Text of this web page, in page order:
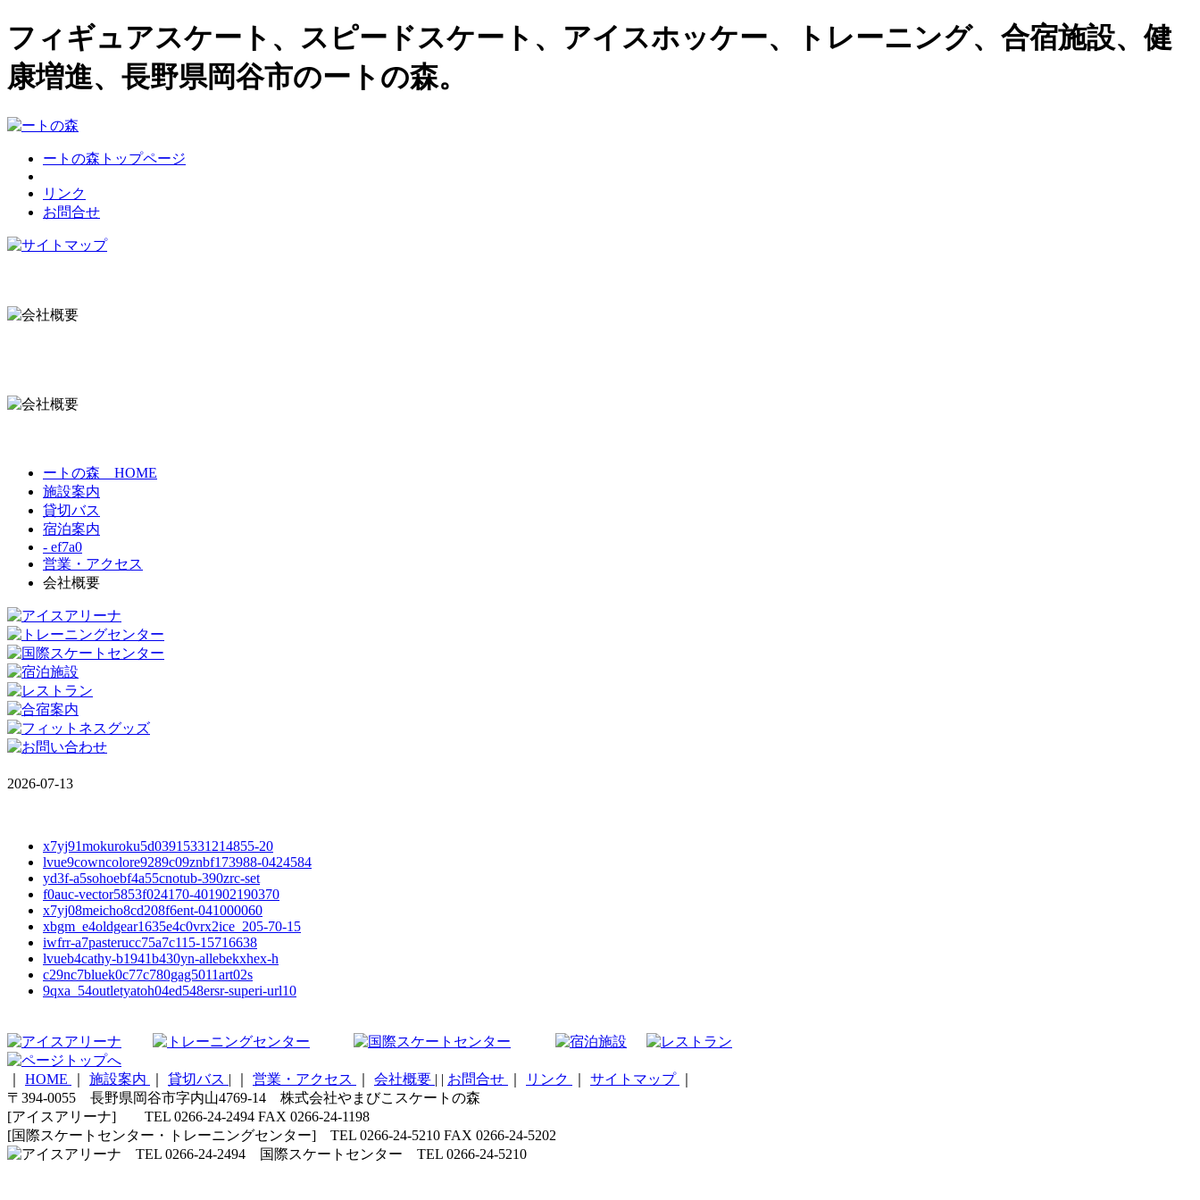
フィギュアスケート、スピードスケート、アイスホッケー、トレーニング、合宿施設、健
康増進、長野県岡谷市のートの森。
ートの森トップページ
リンク
お問合せ
ートの森 HOME
施設案内
貸切バス
宿泊案内
- ef7a0
営業・アクセス
会社概要
2026-07-13
x7yj91mokuroku5d03915331214855-20
lvue9cowncolore9289c09znbf173988-0424584
yd3f-a5sohoebf4a55cnotub-390zrc-set
f0auc-vector5853f024170-401902190370
x7yj08meicho8cd208f6ent-041000060
xbgm_e4oldgear1635e4c0vrx2ice_205-70-15
iwfrr-a7pasterucc75a7c115-15716638
lvueb4cathy-b1941b430yn-allebekxhex-h
c29nc7bluek0c77c780gag5011art02s
9qxa_54outletyatoh04ed548ersr-superi-url10
HOME 施設案内 貸切バス | 営業・アクセス 会社概要 | | お問合せ リンク サイトマップ
〒394-0055 長野県岡谷市字内山4769-14 株式会社やまびこスケートの森
[アイスアリーナ] TEL 0266-24-2494 FAX 0266-24-1198
[国際スケートセンター・トレーニングセンター] TEL 0266-24-5210 FAX 0266-24-5202